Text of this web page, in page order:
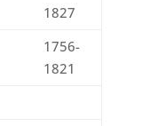
1827
1756-
1821